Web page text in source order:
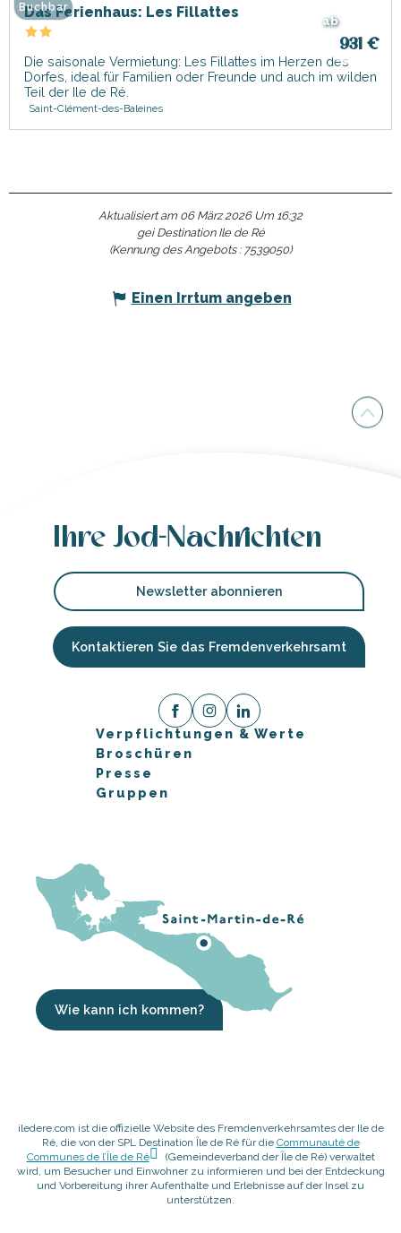
ab
931 €
Das Ferienhaus: Les Fillattes
Die saisonale Vermietung: Les Fillattes im Herzen des
Dorfes, ideal für Familien oder Freunde und auch im wilden
Teil der Ile de Ré.
Saint-Clément-des-Baleines
Buchbar
Aktualisiert am 06 März 2026 Um 16:32
gei Destination Ile de Ré
(Kennung des Angebots : 7539050)
Einen Irrtum angeben
Ihre Jod-Nachrichten
Newsletter abonnieren
Kontaktieren Sie das Fremdenverkehrsamt
Verpflichtungen & Werte
Broschüren
Presse
Gruppen
Wie kann ich kommen?
iledere.com ist die offizielle Website des Fremdenverkehrsamtes der Ile de
Ré, die von der SPL Destination Île de Ré für die Communauté de
Communes de l’Île de Ré
(Gemeindeverband der Île de Ré) verwaltet
wird, um Besucher und Einwohner zu informieren und bei der Entdeckung
und Vorbereitung ihrer Aufenthalte und Erlebnisse auf der Insel zu
unterstützen.